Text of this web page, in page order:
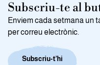
Subscriu-te al
Enviem cada setmana un
per correu electrònic.
Subscriu-t’hi